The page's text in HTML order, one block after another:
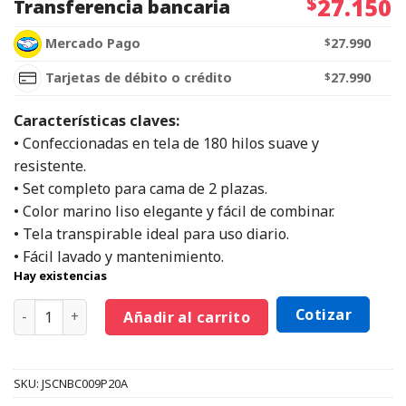
Transferencia bancaria 27.150
Mercado Pago $27.990
Tarjetas de débito o crédito
$27.990
Características claves:
• Confeccionadas en tela de 180 hilos suave y
resistente.
• Set completo para cama de 2 plazas.
• Color marino liso elegante y fácil de combinar.
• Tela transpirable ideal para uso diario.
• Fácil lavado y mantenimiento.
Hay existencias
Añadir al carrito Cotizar
SKU: JSCNBC009P20A